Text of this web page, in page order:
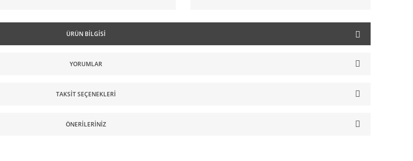
ÜRÜN BILGISI
YORUMLAR
TAKSIT SEÇENEKLERI
ÖNERILERINIZ